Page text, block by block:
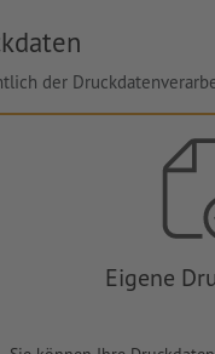
der
Eigene